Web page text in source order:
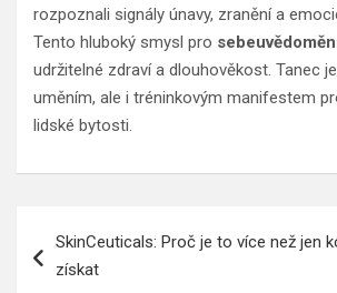
rozpoznali signály únavy, zranění a
Tento hluboký smysl pro
udržitelné zdraví a dlouhověkost. Tanec
uměním, ale i tréninkovým manifestem
lidské bytosti.
proSkinCeuticals: Proč je to více než jen
získat